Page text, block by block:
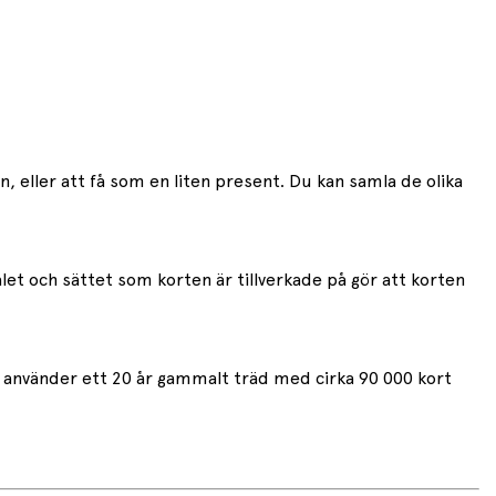
eller att få som en liten present. Du kan samla de olika
och sättet som korten är tillverkade på gör att korten
ett 20 år gammalt träd med cirka 90 000 kort